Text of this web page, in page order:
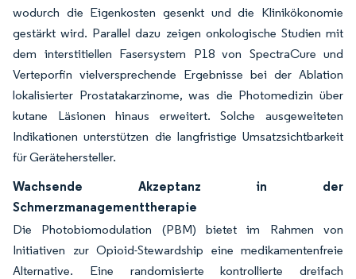
wodurch die Eigenkosten gesenkt und die Klinikökonomie
gestärkt wird. Parallel dazu zeigen onkologische Studien mit
dem interstitiellen Fasersystem P18 von SpectraCure und
Verteporfin vielversprechende Ergebnisse bei der Ablation
lokalisierter Prostatakarzinome, was die Photomedizin über
kutane Läsionen hinaus erweitert. Solche ausgeweiteten
Indikationen unterstützen die langfristige Umsatzsichtbarkeit
für Gerätehersteller.
Wachsende Akzeptanz in der
Schmerzmanagementtherapie
Die Photobiomodulation (PBM) bietet im Rahmen von
Initiativen zur Opioid-Stewardship eine medikamentenfreie
Alternative. Eine randomisierte kontrollierte dreifach